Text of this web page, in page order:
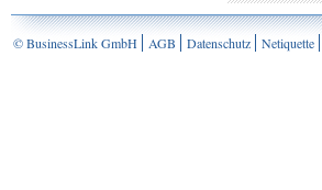
© BusinessLink GmbH AGB Datenschutz Netiquette